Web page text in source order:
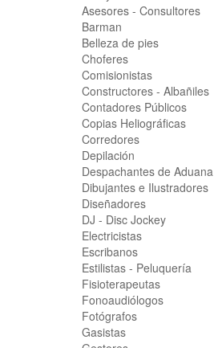
Asesores - Consultores
Barman
Belleza de pies
Choferes
Comisionistas
Constructores - Albañiles
Contadores Públicos
Copias Heliográficas
Corredores
Depilación
Despachantes de Aduana
Dibujantes e Ilustradores
Diseñadores
DJ - Disc Jockey
Electricistas
Escribanos
Estilistas - Peluquería
Fisioterapeutas
Fonoaudiólogos
Fotógrafos
Gasistas